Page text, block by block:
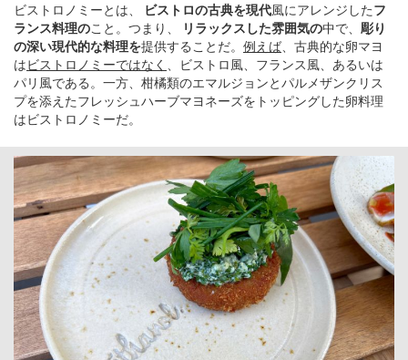
ビストロノミーとは、 ビストロの古典を現代風にアレンジしたフ
ランス料理のこと。つまり、 リラックスした雰囲気の中で、 彫り
の深い現代的な料理を提供することだ。 例えば、古典的な卵マヨ
はビストロノミーではなく 、ビストロ風、フランス風、あるいは
パリ風である。一方、柑橘類のエマルジョンとパルメザンクリス
プを添えたフレッシュハーブマヨネーズをトッピングした卵料理
はビストロノミーだ。